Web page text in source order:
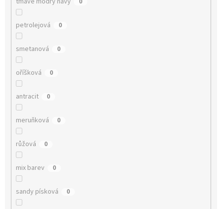
petrolejová 0
smetanová 0
oříšková 0
antracit 0
meruňková 0
růžová 0
mix barev 0
sandy písková 0